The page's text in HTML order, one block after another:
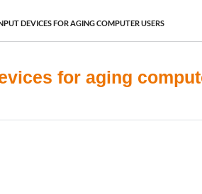
DEVICES FOR AGING COMPUTER USERS
for aging